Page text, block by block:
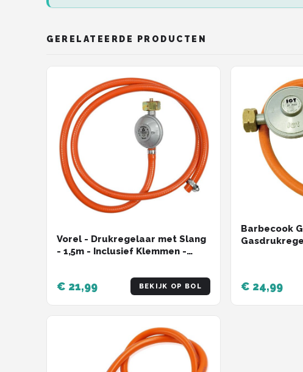
GERELATEERDE PRODUCTEN
Vorel - Drukregelaar met Slang
- 1,5m - Inclusief Klemmen -
€ 21,99 BEKIJK OP BOL
Barbecook
€ 24,99